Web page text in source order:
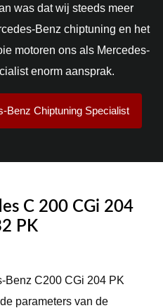
was dat wij steeds meer
Benz chiptuning en het
motoren ons als Mercedes-
enorm aansprak.
Benz Chiptuning Specialist
C 200 CGi 204
PK
Benz C200 CGi 204 PK
parameters van de